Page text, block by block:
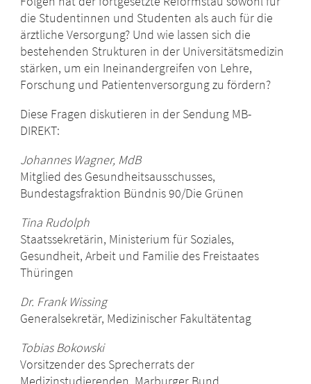
die Studentinnen und Studenten als auch für die
ärztliche Versorgung? Und wie lassen sich die
bestehenden Strukturen in der Universitätsmedizin
stärken, um ein Ineinandergreifen von Lehre,
Forschung und Patientenversorgung zu fördern?
Diese Fragen diskutieren in der Sendung MB-
DIREKT:
Johannes Wagner, MdB
Mitglied des Gesundheitsausschusses,
Bundestagsfraktion Bündnis 90/Die Grünen
Tina Rudolph
Staatssekretärin, Ministerium für Soziales,
Gesundheit, Arbeit und Familie des Freistaates
Thüringen
Dr. Frank Wissing
Generalsekretär, Medizinischer Fakultätentag
Tobias Bokowski
Vorsitzender des Sprecherrats der